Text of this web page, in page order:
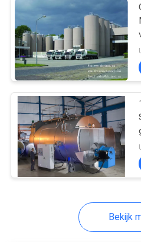
Solenoïde
werking
Hand
Bekijk